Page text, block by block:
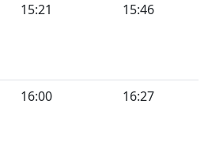
15:21 15:46
16:00 16:27